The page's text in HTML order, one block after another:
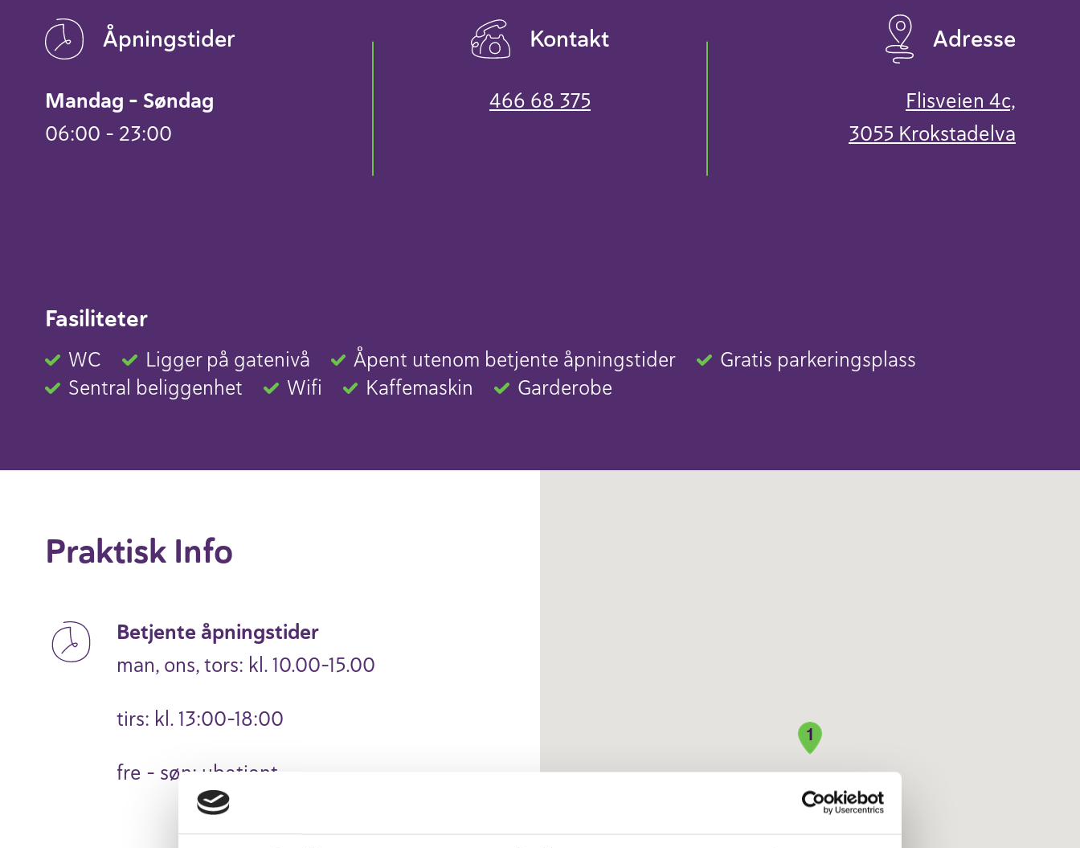
Åpningstider
Mandag – Søndag
06:00 – 23:00
Kontakt
466 68 375
Adresse
Flisveien 4c,
3055 Krokstadelva
Fasiliteter
WC Ligger på gatenivå Åpent utenom betjente åpningstider
Gratis parkeringsplass
Sentral beliggenhet
Wifi Kaffemaskin Garderobe
Praktisk Info
Betjente åpningstider
man, ons, tors: kl. 10.00-15.00
tirs: kl. 13:00-18:00
fre - søn: ubetjent